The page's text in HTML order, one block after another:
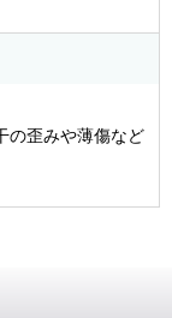
の歪みや薄傷など